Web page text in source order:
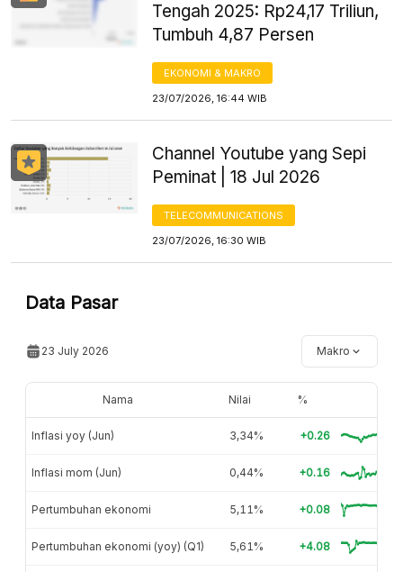
Tengah 2025: Rp24,17 Triliun,
Tumbuh 4,87 Persen
EKONOMI & MAKRO
23/07/2026, 16:44 WIB
Channel Youtube yang Sepi
Peminat | 18 Jul 2026
TELECOMMUNICATIONS
23/07/2026, 16:30 WIB
Data Pasar
23 July 2026 Makro
Nama Nilai %
Inflasi yoy (Jun) 3,34% +0.26
Inflasi mom (Jun) 0,44% +0.16
Pertumbuhan ekonomi 5,11% +0.08
Pertumbuhan ekonomi (yoy) (Q1) 5,61% +4.08